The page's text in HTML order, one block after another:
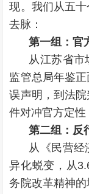
现。我们从五
去脉：
第一组：官
从江苏省市
监管总局年鉴
误声明，到法
件对冲官方定性
第二组：反
从《民营经
异化蜕变，从
务院改革精神